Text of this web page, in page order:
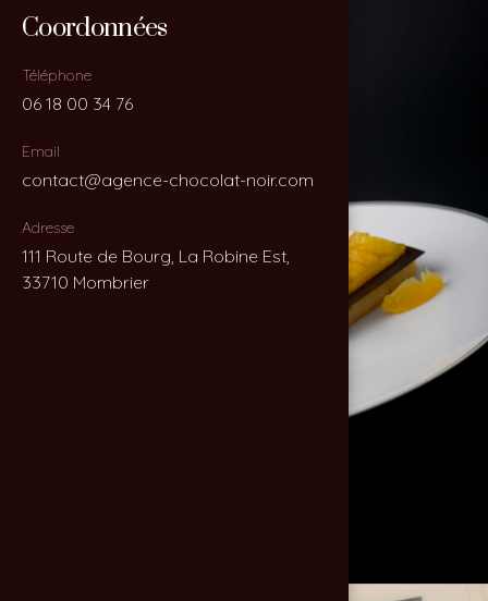
Coordonnées
Téléphone
06 18 00 34 76
Email
contact@agence-chocolat-noir.com
Adresse
111 Route de Bourg, La Robine Est,
33710 Mombrier
Coordonnées
Téléphone
06 18 00 34 76
Email
contact@agence-chocolat-noir.com
Adresse
111 Route de Bourg, La Robine Est,
33710 Mombrier